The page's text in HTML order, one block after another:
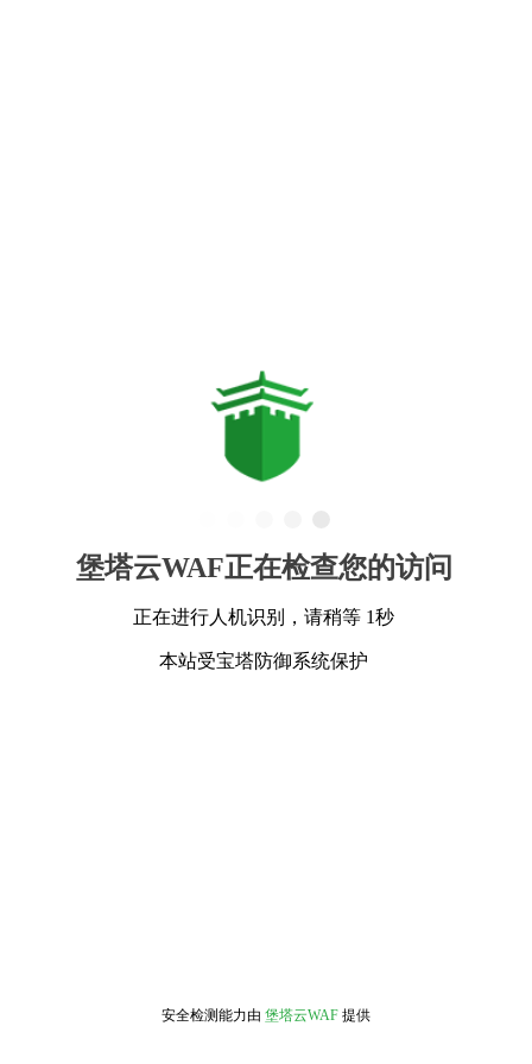
堡塔云WAF正在检查您的访问
正在进行人机识别，请稍等 1秒
本站受宝塔防御系统保护
安全检测能力由 堡塔云WAF 提供